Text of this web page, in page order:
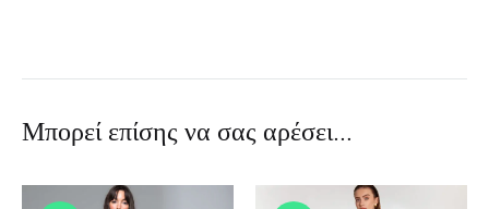
Μπορεί επίσης να σας αρέσει…